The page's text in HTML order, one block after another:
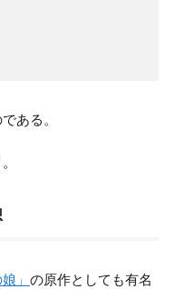
ある。
」 の原作としても有名